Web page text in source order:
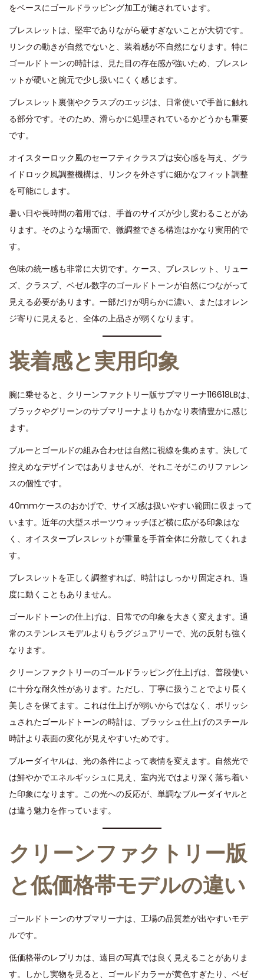
をベースにゴールドラッピング加工が施されています。
ブレスレットは、堅牢でありながら硬すぎないことが大切です。
リンクの動きが自然でないと、装着感が不自然になります。特に
ゴールドトーンの時計は、見た目の存在感が強いため、ブレスレ
ットが硬いと腕元で少し扱いにくく感じます。
ブレスレット裏側やクラスプのエッジは、日常使いで手首に触れ
る部分です。そのため、滑らかに処理されているかどうかも重要
です。
オイスターロック風のセーフティクラスプは安心感を与え、グラ
イドロック風調整機構は、リンクを外さずに細かなフィット調整
を可能にします。
暑い日や長時間の着用では、手首のサイズが少し変わることがあ
ります。そのような場面で、微調整できる構造はかなり実用的で
す。
色味の統一感も非常に大切です。ケース、ブレスレット、リュー
ズ、クラスプ、ベゼル数字のゴールドトーンが自然につながって
見える必要があります。一部だけが明らかに濃い、またはオレン
ジ寄りに見えると、全体の上品さが弱くなります。
装着感と実用印象
腕に乗せると、クリーンファクトリー版サブマリーナ116618LBは、
ブラックやグリーンのサブマリーナよりもかなり表情豊かに感じ
ます。
ブルーとゴールドの組み合わせは自然に視線を集めます。決して
控えめなデザインではありませんが、それこそがこのリファレン
スの個性です。
40mmケースのおかげで、サイズ感は扱いやすい範囲に収まって
います。近年の大型スポーツウォッチほど横に広がる印象はな
く、オイスターブレスレットが重量を手首全体に分散してくれま
す。
ブレスレットを正しく調整すれば、時計はしっかり固定され、過
度に動くこともありません。
ゴールドトーンの仕上げは、日常での印象を大きく変えます。通
常のステンレスモデルよりもラグジュアリーで、光の反射も強く
なります。
クリーンファクトリーのゴールドラッピング仕上げは、普段使い
に十分な耐久性があります。ただし、丁寧に扱うことでより長く
美しさを保てます。これは仕上げが弱いからではなく、ポリッシ
ュされたゴールドトーンの時計は、ブラッシュ仕上げのスチール
時計より表面の変化が見えやすいためです。
ブルーダイヤルは、光の条件によって表情を変えます。自然光で
は鮮やかでエネルギッシュに見え、室内光ではより深く落ち着い
た印象になります。この光への反応が、単調なブルーダイヤルと
は違う魅力を作っています。
クリーンファクトリー版
と低価格帯モデルの違い
ゴールドトーンのサブマリーナは、工場の品質差が出やすいモデ
ルです。
低価格帯のレプリカは、遠目の写真では良く見えることがありま
す。しかし実物を見ると、ゴールドカラーが黄色すぎたり、ベゼ